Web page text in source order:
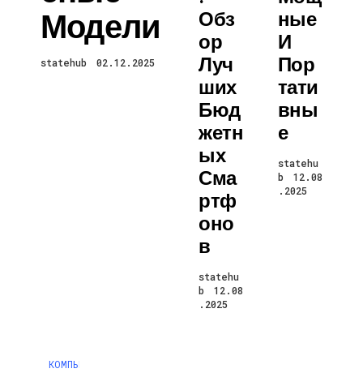
Модели
statehub 02.12.2025
Обз
Ор
Луч
Ших
Бюд
Жетн
Ых
Сма
Ртф
Оно
В
statehu
b
12.08
.2025
Ные
И
Пор
Тати
Вны
Е
statehu
b
12.08
.2025
КОМПЬЮТЕРЫ И ГАДЖЕТЫ